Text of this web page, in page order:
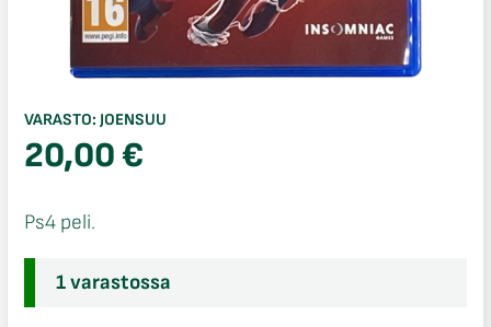
VARASTO: JOENSUU
20,00€
Ps4 peli.
1 varastossa